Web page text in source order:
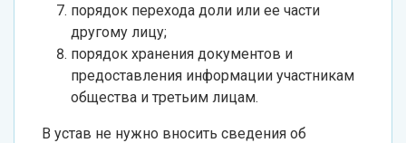
порядок перехода доли или ее части
другому лицу;
порядок хранения документов и
предоставления информации участникам
общества и третьим лицам.
В устав не нужно вносить сведения об